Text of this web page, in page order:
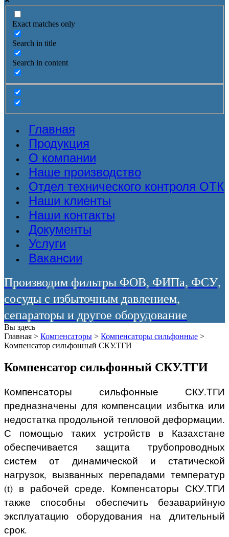
Exact matches only
Search in title
Search in content
Главная
Продукция
О компании
Наше производство
Отдел технического контроля ОТК
Наши клиенты
Наши контакты
Документы
Услуги
Вакансии
Производим фильтры ФОВ, ФИПа, ФСУ,
сосуды с избыточным давлением,
сепараторы и другое оборудование
Вы здесь
Главная > Компенсаторы > Компенсаторы сильфонные >
Компенсатор сильфонный СКУ.ТГИ
Компенсатор сильфонный СКУ.ТГИ
Компенсаторы сильфонные СКУ.ТГИ
предназначены для компенсации избытка или
недостатка продольной тепловой деформации.
С помощью таких устройств в Казахстане
обеспечивается защита трубопроводных
систем от динамической и статической
нагрузок, вызванных перепадами температур
(t) в рабочей среде. Компенсаторы СКУ.ТГИ
также способны обеспечить безаварийную
эксплуатацию оборудования на длительный
срок.